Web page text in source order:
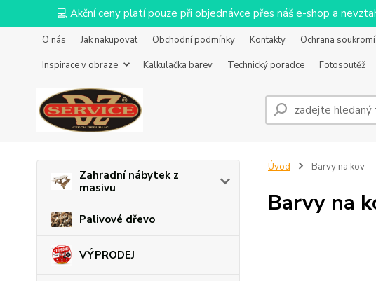
💻 Akční ceny platí pouze při objednávce přes náš e-shop a
O nás Jak nakupovat Obchodní podmínky Kontakty Ochrana soukromí
Inspirace v obraze
Kalkulačka barev Technický poradce Fotosoutěž
Zahradní nábytek z
masivu
Palivové dřevo
VÝPRODEJ
Úvod Barvy na kov
Barvy na